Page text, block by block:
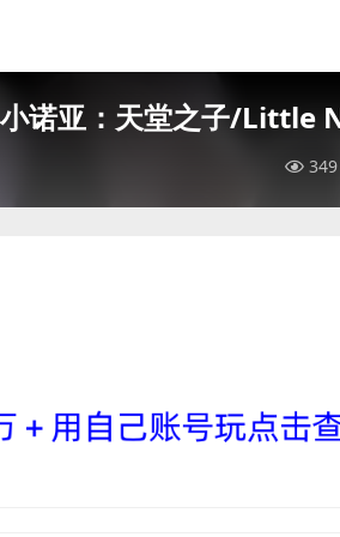
诺亚：天堂之子/Little
349